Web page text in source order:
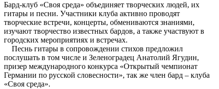
Бард-клуб «Своя среда» объединяет творческих людей, их
гитары и песни. Участники клуба активно проводят
творческие встречи, концерты, обмениваются знаниями,
изучают творчество известных бардов, а также участвуют в
городских мероприятиях и встречах.
Песнь гитары в сопровождении стихов предложил
послушать в том числе и Зеленоградец Анатолий Ягудин,
призер международного конкурса «Открытый чемпионат
Германии по русской словесности», так же член бард – клуба
«Своя среда».